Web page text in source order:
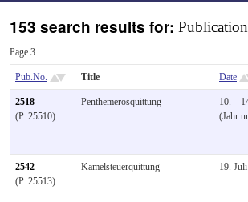
springen
153 search results for:
Page 3
Pub.No. Title Date
2518
(P. 25510)
Penthemerosquittung
10. –
(Jahr
2542
(P. 25513)
Kamelsteuerquittung 19.